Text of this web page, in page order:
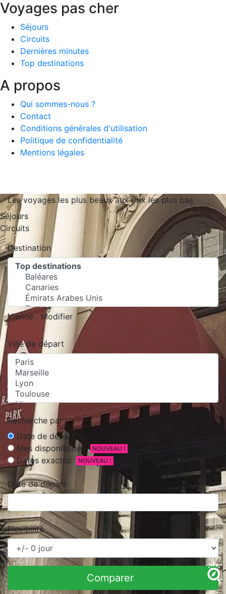
Voyages pas cher
Séjours
Circuits
Dernières minutes
Top destinations
A propos
Qui sommes-nous ?
Contact
Conditions générales d'utilisation
Politique de confidentialité
Mentions légales
Les voyages les plus beaux aux prix les plus bas
Séjours
Circuits
Destination
Vienne Modifier
Ville de départ
Recherche par :
Date de départ
Mes disponibilités
NOUVEAU !
Dates exactes NOUVEAU !
Date de départ
Flexibilité
Comparer